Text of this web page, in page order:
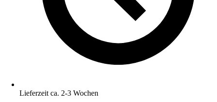
Lieferzeit ca. 2-3 Wochen